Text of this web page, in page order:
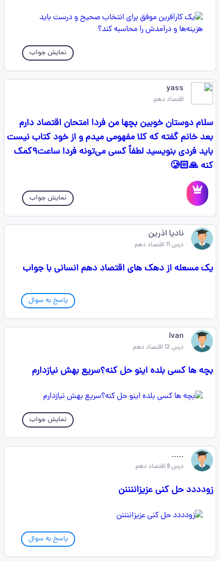
نمایش جواب
yass
اقتصاد دهم
سلام دوستان خوبین بچها من فردا امتحان اقتصاد دارم
بعد خانم گفته که کلا مفهومی میدم و از خود کتاب نیست
باید فردی بنویسید لطفاً کسی می‌تونه فردا ساعت۹کمک
کنه 🙏🏻🥲
نمایش جواب
نادیا اذرین
درس 11 اقتصاد دهم
یک مسعله از دهک های اقتصاد دهم انسانی با جواب
پاسخ به سوال
Ivan
درس 12 اقتصاد دهم
بچه ها کسی بلده اینو حل کنه؟سریع بهش نیازدارم
نمایش جواب
.....
درس 8 اقتصاد دهم
زودددد حل کنی عزیزاننننن
پاسخ به سوال